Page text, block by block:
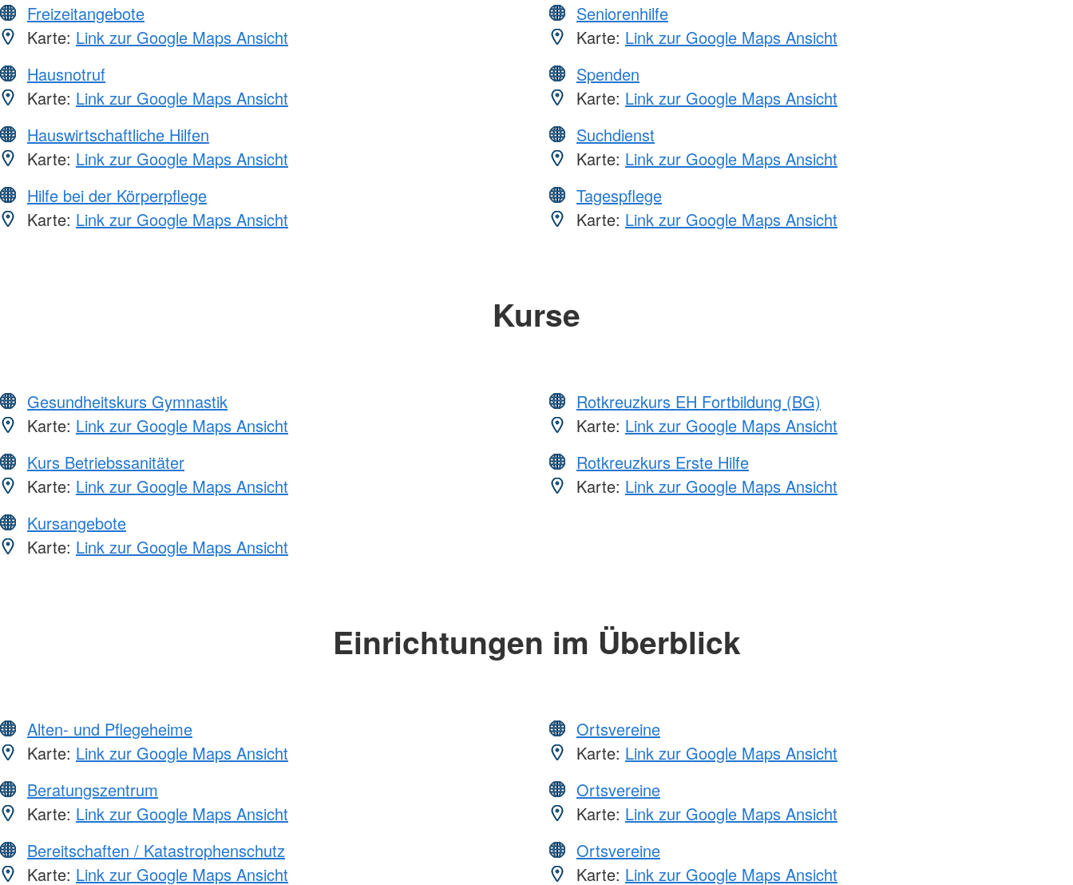
Freizeitangebote
Karte: Link zur Google Maps Ansicht
Hausnotruf
Karte: Link zur Google Maps Ansicht
Hauswirtschaftliche Hilfen
Karte: Link zur Google Maps Ansicht
Hilfe bei der Körperpflege
Karte: Link zur Google Maps Ansicht
Seniorenhilfe
Karte: Link zur Google Maps Ansicht
Spenden
Karte: Link zur Google Maps Ansicht
Suchdienst
Karte: Link zur Google Maps Ansicht
Tagespflege
Karte: Link zur Google Maps Ansicht
Kurse
Gesundheitskurs Gymnastik
Karte: Link zur Google Maps Ansicht
Kurs Betriebssanitäter
Karte: Link zur Google Maps Ansicht
Kursangebote
Karte: Link zur Google Maps Ansicht
Rotkreuzkurs EH Fortbildung (BG)
Karte: Link zur Google Maps Ansicht
Rotkreuzkurs Erste Hilfe
Karte: Link zur Google Maps Ansicht
Einrichtungen im Überblick
Alten- und Pflegeheime
Karte: Link zur Google Maps Ansicht
Beratungszentrum
Karte: Link zur Google Maps Ansicht
Bereitschaften / Katastrophenschutz
Karte: Link zur Google Maps Ansicht
Ortsvereine
Karte: Link zur Google Maps Ansicht
Ortsvereine
Karte: Link zur Google Maps Ansicht
Ortsvereine
Karte: Link zur Google Maps Ansicht